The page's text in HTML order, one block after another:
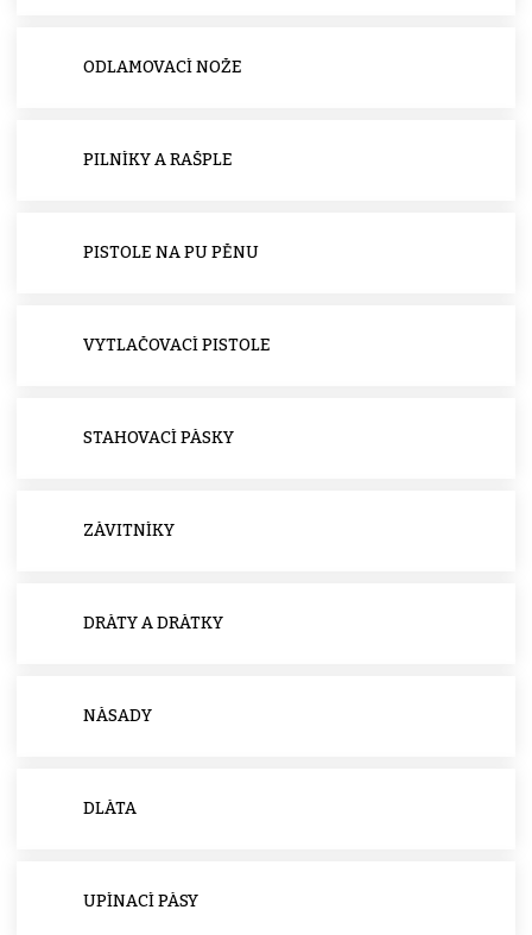
ODLAMOVACÍ NOŽE
PILNÍKY A RAŠPLE
PISTOLE NA PU PĚNU
VYTLAČOVACÍ PISTOLE
STAHOVACÍ PÁSKY
ZÁVITNÍKY
DRÁTY A DRÁTKY
NÁSADY
DLÁTA
UPÍNACÍ PÁSY